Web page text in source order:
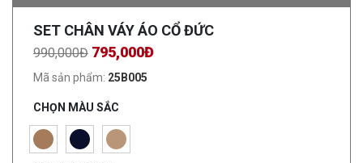
SET CHÂN VÁY ÁO CỔ ĐỨC
990,000Đ 795,000Đ
Mã sản phẩm: 25B005
CHỌN MÀU SẮC